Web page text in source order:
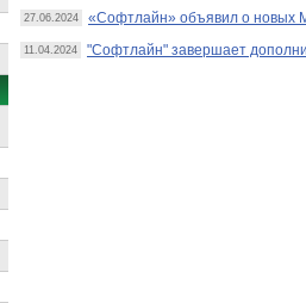
27.06.2024 «Софтлайн» объявил о новых
11.04.2024 "Софтлайн" завершает